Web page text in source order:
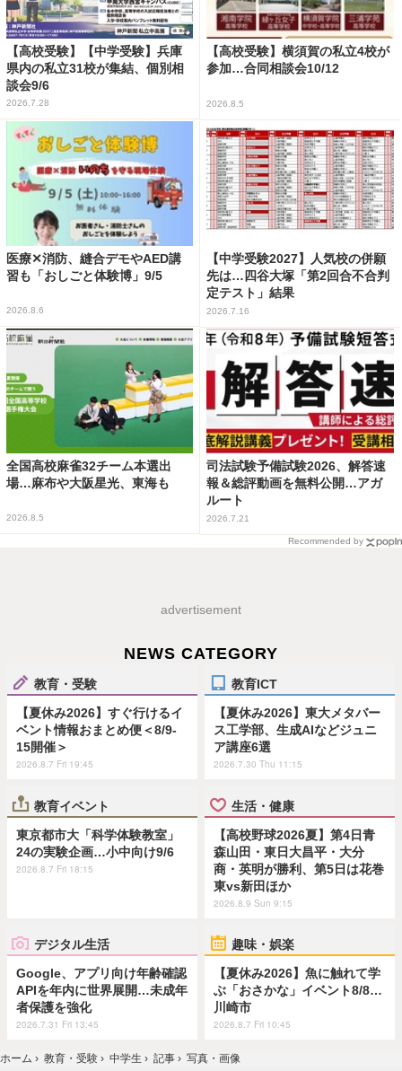
【高校受験】【中学受験】兵庫
県内の私立31校が集結、個別相
談会9/6
2026.7.28
【高校受験】横須賀の私立4校が
参加…合同相談会10/12
2026.8.5
医療✕消防、縫合デモやAED講
習も「おしごと体験博」9/5
2026.8.6
【中学受験2027】人気校の併願
先は…四谷大塚「第2回合不合判
定テスト」結果
2026.7.16
全国高校麻雀32チーム本選出
場…麻布や大阪星光、東海も
2026.8.5
司法試験予備試験2026、解答速
報＆総評動画を無料公開…アガ
ルート
2026.7.21
Recommended by
advertisement
NEWS CATEGORY
教育・受験
【夏休み2026】すぐ行けるイ
ベント情報おまとめ便＜8/9-
15開催＞
2026.8.7 Fri 19:45
教育ICT
【夏休み2026】東大メタバー
ス工学部、生成AIなどジュニ
ア講座6選
2026.7.30 Thu 11:15
教育イベント
東京都市大「科学体験教室」
24の実験企画…小中向け9/6
2026.8.7 Fri 18:15
生活・健康
【高校野球2026夏】第4日青
森山田・東日大昌平・大分
商・英明が勝利、第5日は花巻
東vs新田ほか
2026.8.9 Sun 9:15
デジタル生活
Google、アプリ向け年齢確認
APIを年内に世界展開…未成年
者保護を強化
2026.7.31 Fri 13:45
趣味・娯楽
【夏休み2026】魚に触れて学
ぶ「おさかな」イベント8/8…
川崎市
2026.8.7 Fri 10:45
ホーム › 教育・受験 › 中学生 › 記事 › 写真・画像